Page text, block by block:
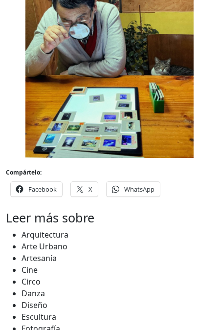
Compártelo:
Facebook X WhatsApp
Leer más sobre
Arquitectura
Arte Urbano
Artesanía
Cine
Circo
Danza
Diseño
Escultura